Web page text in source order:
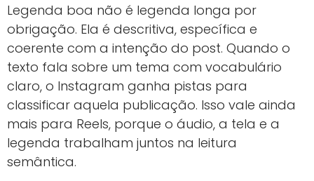
Legenda boa não é legenda longa por
obrigação. Ela é descritiva, específica e
coerente com a intenção do post. Quando o
texto fala sobre um tema com vocabulário
claro, o Instagram ganha pistas para
classificar aquela publicação. Isso vale ainda
mais para Reels, porque o áudio, a tela e a
legenda trabalham juntos na leitura
semântica.